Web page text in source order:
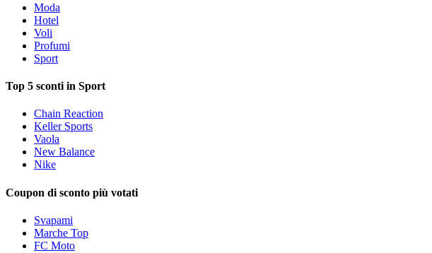
Moda
Hotel
Voli
Profumi
Sport
Top 5 sconti in Sport
Chain Reaction
Keller Sports
Vaola
New Balance
Nike
Coupon di sconto più votati
Svapami
Marche Top
FC Moto